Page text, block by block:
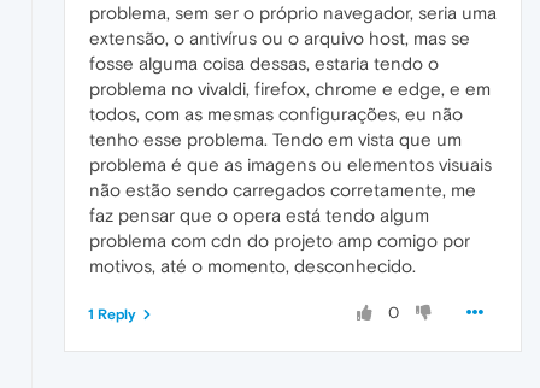
problema, sem ser o próprio navegador, seria uma
extensão, o antivírus ou o arquivo host, mas se
fosse alguma coisa dessas, estaria tendo o
problema no vivaldi, firefox, chrome e edge, e em
todos, com as mesmas configurações, eu não
tenho esse problema. Tendo em vista que um
problema é que as imagens ou elementos visuais
não estão sendo carregados corretamente, me
faz pensar que o opera está tendo algum
problema com cdn do projeto amp comigo por
motivos, até o momento, desconhecido.
0
1 Reply